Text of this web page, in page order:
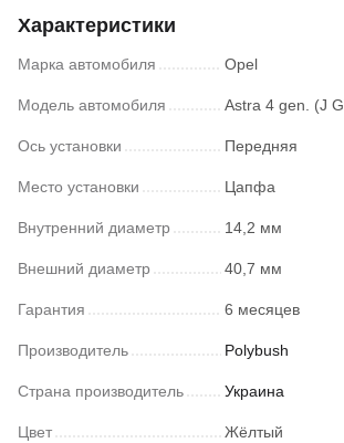
Характеристики
Марка автомобиля Opel
Модель автомобиля Astra 4 gen. (J
Ось установки Передняя
Место установки Цапфа
Внутренний диаметр 14,2 мм
Внешний диаметр 40,7 мм
Гарантия 6 месяцев
Производитель Polybush
Страна производитель Украина
Цвет Жёлтый